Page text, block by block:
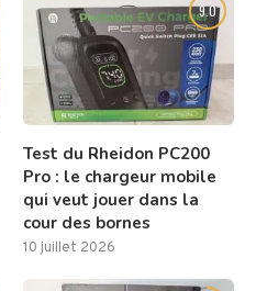
9.0
Test du Rheidon PC200
Pro : le chargeur mobile
qui veut jouer dans la
cour des bornes
10 juillet 2026